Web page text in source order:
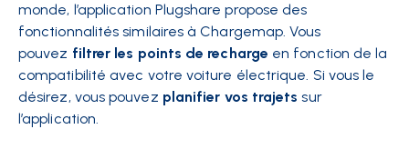
monde, l’application Plugshare propose des
fonctionnalités similaires à Chargemap. Vous
pouvez filtrer les points de recharge en fonction de la
compatibilité avec votre voiture électrique. Si vous le
désirez, vous pouvez planifier vos trajets sur
l’application.